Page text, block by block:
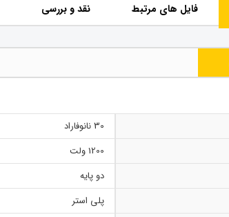
فایل های مرتبط نقد و بررسی
30 نانوفاراد
1200 ولت
دو پایه
پلی استر